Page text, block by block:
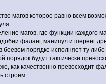
магов которое равно всем
магов, где функции каждого
фаланг, манипул и шеренг
боевом порядке исполняет ту
порядок будут тактически
как качественно превосходит
строем.